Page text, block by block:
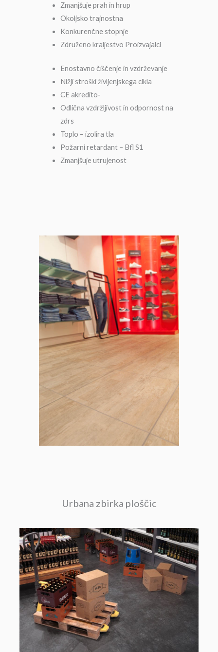
Zmanjšuje prah in hrup
Okoljsko trajnostna
Konkurenčne stopnje
Združeno kraljestvo Proizvajalci
Enostavno čiščenje in vzdrževanje
Nižji stroški življenjskega cikla
CE akredito-
Odlična vzdržljivost in odpornost na
zdrs
Toplo – izolira tla
Požarni retardant – Bfl S1
Zmanjšuje utrujenost
Urbana zbirka ploščic